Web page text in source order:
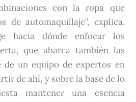
con la ropa que
de automaquillaje”, explica.
hacia dónde enfocar los
que abarca también las
de un equipo de expertos en
de ahí, y sobre la base de lo
mantener una esencia